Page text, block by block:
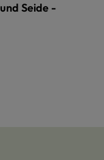
Seide -